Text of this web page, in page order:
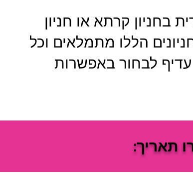
בחניון קרתא או חניון
הללו מתמלאים וכל
עדיף לבחור באפשרות
תאריך: